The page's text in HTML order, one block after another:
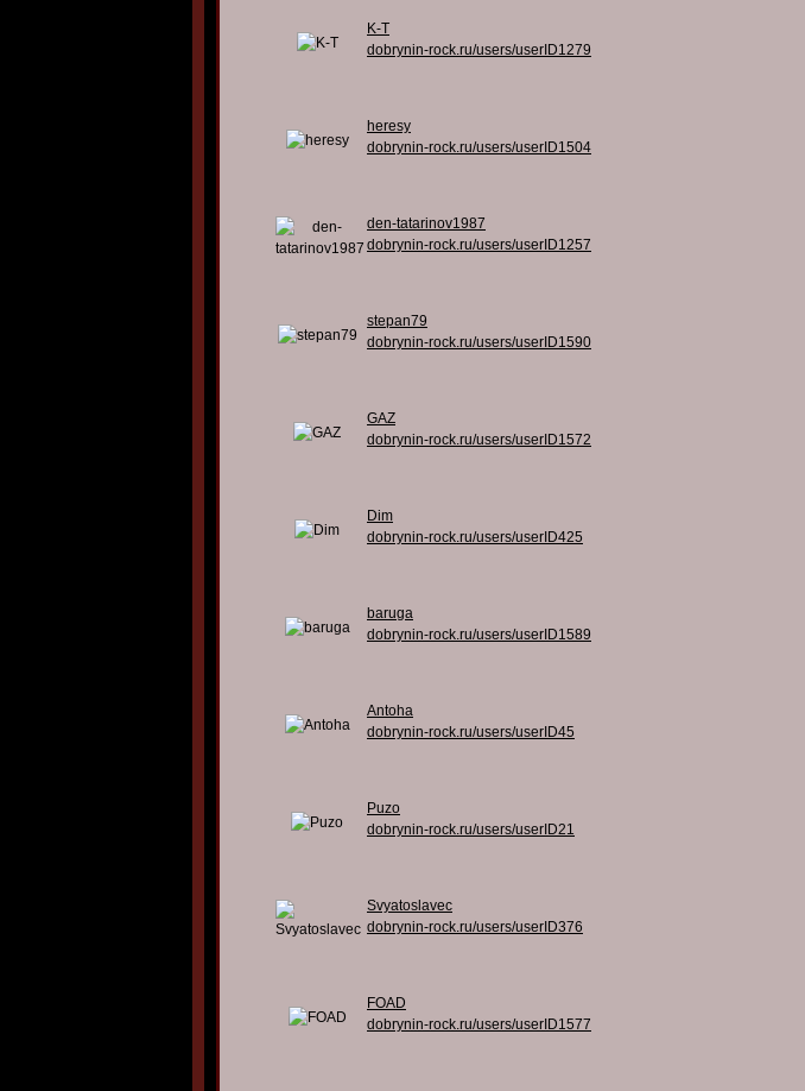
K-T
dobrynin-rock.ru/users/userID1279
heresy
dobrynin-rock.ru/users/userID1504
den-tatarinov1987
dobrynin-rock.ru/users/userID1257
stepan79
dobrynin-rock.ru/users/userID1590
GAZ
dobrynin-rock.ru/users/userID1572
Dim
dobrynin-rock.ru/users/userID425
baruga
dobrynin-rock.ru/users/userID1589
Antoha
dobrynin-rock.ru/users/userID45
Puzo
dobrynin-rock.ru/users/userID21
Svyatoslavec
dobrynin-rock.ru/users/userID376
FOAD
dobrynin-rock.ru/users/userID1577